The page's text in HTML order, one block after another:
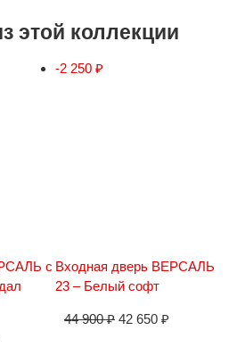
этой коллекции
с
-2 250 ₽
Входная дверь ВЕРСАЛЬ
23 – Белый софт
44 900₽ 42 650 ₽